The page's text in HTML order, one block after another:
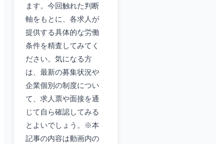
ます。今回触れた判断
軸をもとに、各求人が
提供する具体的な労働
条件を精査してみてく
ださい。気になる方
は、最新の募集状況や
企業個別の制度につい
て、求人票や面接を通
じて自ら確認してみる
とよいでしょう。※本
記事の内容は動画内の